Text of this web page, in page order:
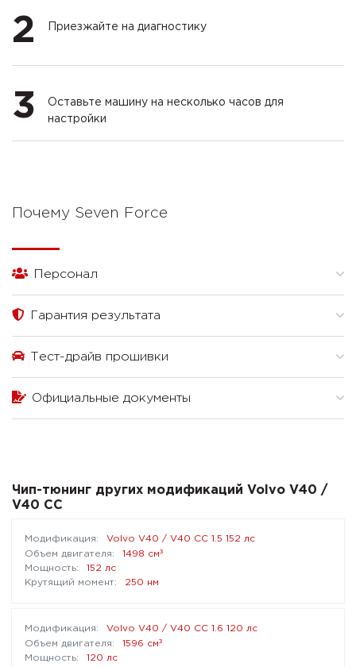
2 Приезжайте на диагностику
3
Оставьте машину на несколько часов для
настройки
Почему Seven Force
Персонал
Гарантия результата
Тест-драйв прошивки
Официальные документы
Чип-тюнинг других модификаций Volvo V40 /
V40 CC
Volvo V40 / V40 CC 1.5 152 лс
1498 см³
152 лс
250 нм
Volvo V40 / V40 CC 1.6 120 лс
1596 см³
120 лс